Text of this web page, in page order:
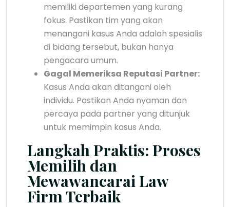
memiliki departemen yang kurang
fokus. Pastikan tim yang akan
menangani kasus Anda adalah spesialis
di bidang tersebut, bukan hanya
pengacara umum.
Gagal Memeriksa Reputasi Partner:
Kasus Anda akan ditangani oleh
individu. Pastikan Anda nyaman dan
percaya pada partner yang ditunjuk
untuk memimpin kasus Anda.
Langkah Praktis: Proses
Memilih dan
Mewawancarai Law
Firm Terbaik